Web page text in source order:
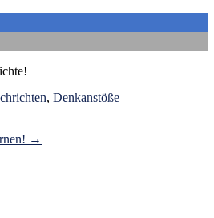
, Denkanstöße
→